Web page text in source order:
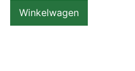
Winkelwagen